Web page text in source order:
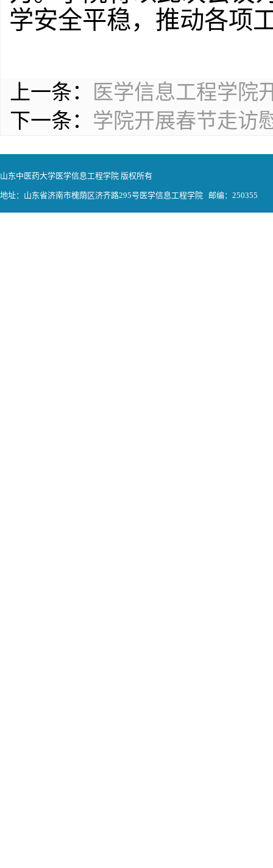
学安全平稳，推动各项
上一条：
医学信息工程学院
下一条： 学院开展春节走访
山东中医药大学医学信息工程学院 版权所有
地址：山东省济南市槐荫区济齐路295号医学信息工程学院 邮编：250355